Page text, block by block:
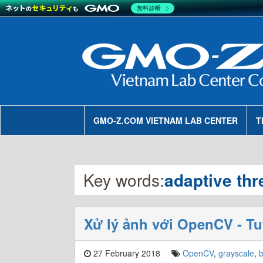
GMO-Z.COM VIETNAM LAB CENTER
Key words:adaptive
Xử lý ảnh với OpenCV -
27 February 2018 OpenCV, grayscale,
無料診断